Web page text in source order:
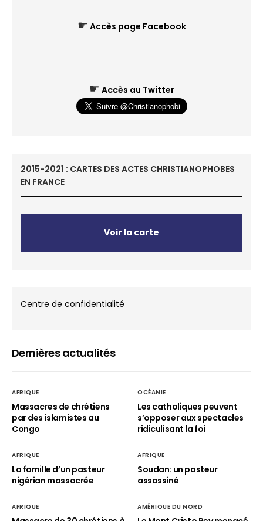
☛ Accès page Facebook
☛ Accès au Twitter
2015-2021 : CARTES DES ACTES CHRISTIANOPHOBES
EN FRANCE
Voir la carte
Centre de confidentialité
Dernières actualités
AFRIQUE
Massacres de chrétiens
par des islamistes au
Congo
OCÉANIE
Les catholiques peuvent
s’opposer aux spectacles
ridiculisant la foi
AFRIQUE
La famille d’un pasteur
nigérian massacrée
AFRIQUE
Soudan: un pasteur
assassiné
AFRIQUE AMÉRIQUE DU NORD